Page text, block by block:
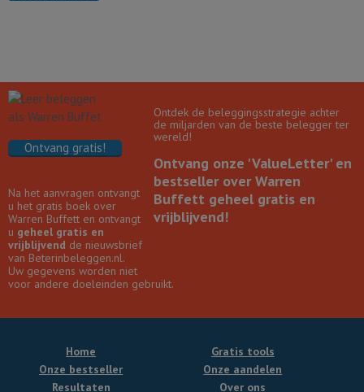
Ontdek de beleggingsstrategie achter
de miljarden van de beste belegger ter
wereld!
Ontvang onze 'ValueLetter' en
bestseller over Warren
Buffett geheel gratis en
vrijblijvend!
Ontvang gratis!
Na het aanvragen ontvangt
u het gratis boek over
Warren Buffett en ontvangt
u geheel gratis en
vrijblijvend de nieuwsbrief
van Beterinbeleggen.nl.
Uw gegevens worden niet
voor andere doeleinden gebruikt.
Home
Onze bestseller
Gratis tools
Onze aandelen
Resultaten
Over ons